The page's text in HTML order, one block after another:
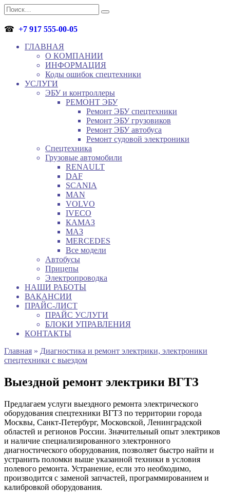
Перейти
к
содержанию
Search
for:
☎ +7 917 555-00-05
ГЛАВНАЯ
О КОМПАНИИ
ИНФОРМАЦИЯ
Коды ошибок спецтехники
УСЛУГИ
ЭБУ и контроллеры
РЕМОНТ ЭБУ
Ремонт ЭБУ спецтехники
Ремонт ЭБУ грузовиков
Ремонт ЭБУ автобуса
Ремонт судовой электроники
Спецтехника
Грузовые автомобили
RENAULT
DAF
SCANIA
MAN
VOLVO
IVECO
КАМАЗ
МАЗ
MERCEDES
Все модели
Автобусы
Прицепы
Электропроводка
НАШИ РАБОТЫ
ВАКАНСИИ
ПРАЙС-ЛИСТ
ПРАЙС УСЛУГИ
БЛОКИ УПРАВЛЕНИЯ
КОНТАКТЫ
Главная » Диагностика и ремонт электрики, электроники
спецтехники с выездом
Выездной ремонт электрики ВГТЗ
Предлагаем услуги выездного ремонта электрического
оборудования спецтехники ВГТЗ по территории города
Москвы, Санкт-Петербург, Московской, Ленинградской
областей и регионов России. Значительный опыт электриков
и наличие специализированного электронного
диагностического оборудования, позволяет быстро найти и
устранить поломки выше указанной техники в условия
полевого ремонта. Устранение, если это необходимо,
производится с заменой запчастей, программированием и
калибровкой оборудования.